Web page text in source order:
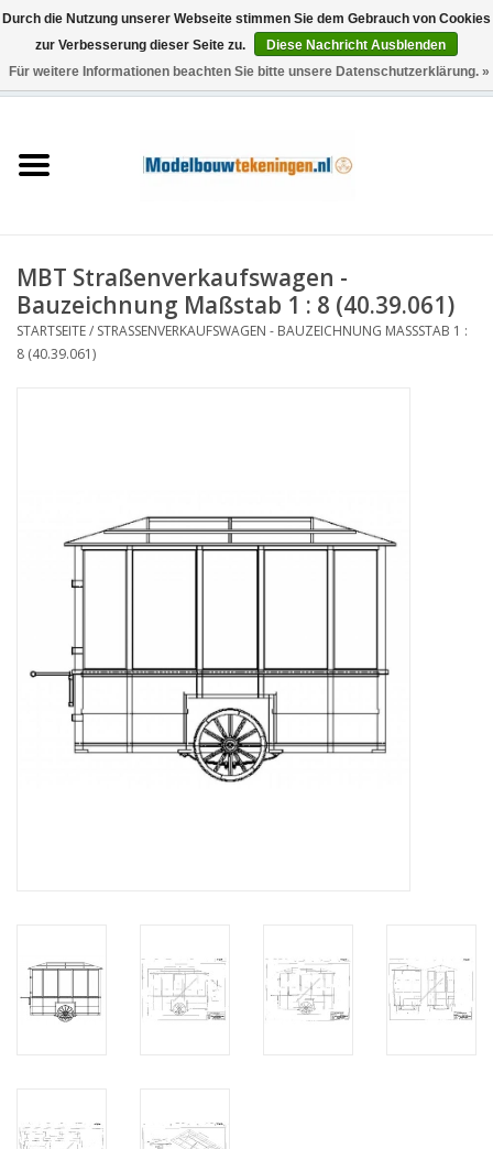
0 Artikel - €0,00
Schiffe
Holzbau
Landschaft
Zeitschriften
NEUE ZEITSCHRIFTEN
ABONNEMENT DER
MODELLBAUER
MBT Straßenverkaufswagen -
Bauzeichnung Maßstab 1 : 8 (40.39.061)
STARTSEITE/ STRASSENVERKAUFSWAGEN - BAUZEICHNUNG MASSSTAB 1 : 8
(40.39.061)
Durch die Nutzung unserer Webseite stimmen Sie dem Gebrauch von Cookies
zur Verbesserung dieser Seite zu.
Diese Nachricht Ausblenden
Für weitere Informationen beachten Sie bitte unsere Datenschutzerklärung. »